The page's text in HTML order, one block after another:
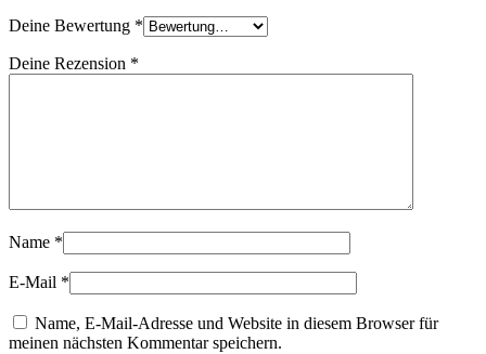
Deine Bewertung *
Deine Rezension *
Name *
E-Mail *
Name, E-Mail-Adresse und Website in diesem Browser für
meinen nächsten Kommentar speichern.